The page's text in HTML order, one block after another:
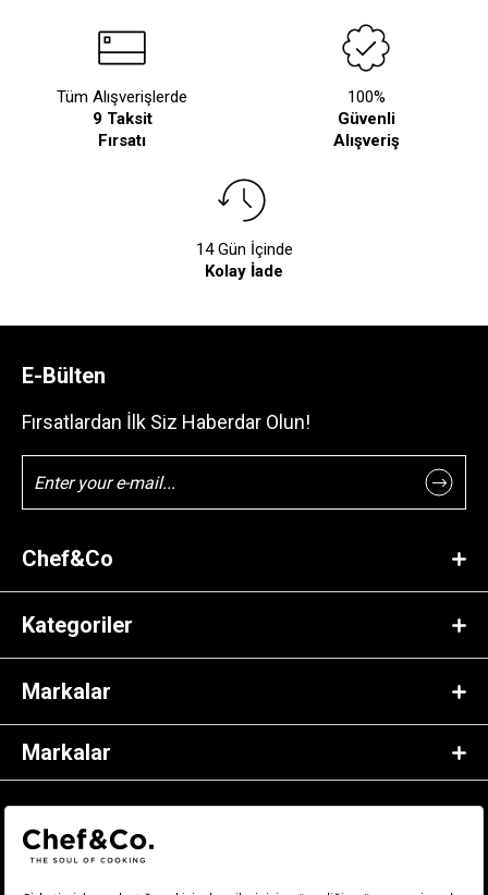
Tüm Alışverişlerde
9 Taksit
Fırsatı
100%
Güvenli
Alışveriş
14 Gün İçinde
Kolay İade
E-Bülten
Fırsatlardan İlk Siz Haberdar Olun!
Chef&Co
Kategoriler
Markalar
Markalar